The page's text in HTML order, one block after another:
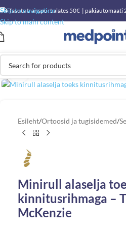
Skip to navigation
Skip to main content
Tasuta transport alates 50€ | pakiautomaati
Vaata suuremat pilti
Esileht/Ortoosid ja tugisidemed/
Minirull alaselja
kinnitusrihmaga –
McKenzie